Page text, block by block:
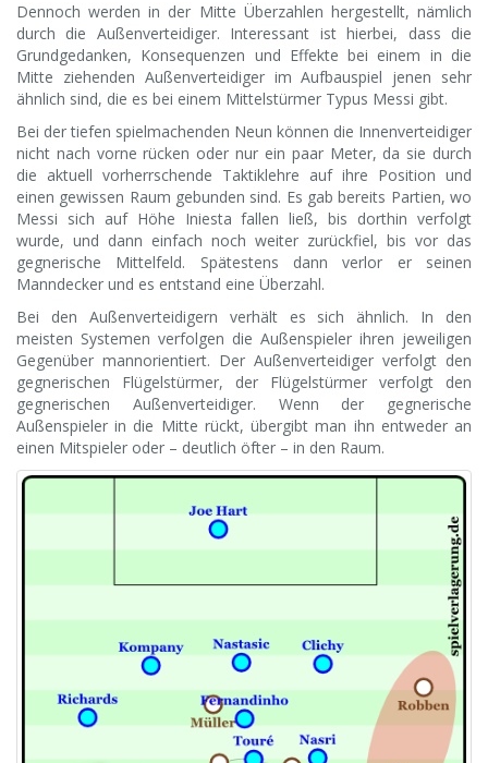
Dennoch werden in der Mitte Überzahlen hergestellt, nämlich
durch die Außenverteidiger. Interessant ist hierbei, dass die
Grundgedanken, Konsequenzen und Effekte bei einem in die
Mitte ziehenden Außenverteidiger im Aufbauspiel jenen sehr
ähnlich sind, die es bei einem Mittelstürmer Typus Messi gibt.
Bei der tiefen spielmachenden Neun können die Innenverteidiger
nicht nach vorne rücken oder nur ein paar Meter, da sie durch
die aktuell vorherrschende Taktiklehre auf ihre Position und
einen gewissen Raum gebunden sind. Es gab bereits Partien, wo
Messi sich auf Höhe Iniesta fallen ließ, bis dorthin verfolgt
wurde, und dann einfach noch weiter zurückfiel, bis vor das
gegnerische Mittelfeld. Spätestens dann verlor er seinen
Manndecker und es entstand eine Überzahl.
Bei den Außenverteidigern verhält es sich ähnlich. In den
meisten Systemen verfolgen die Außenspieler ihren jeweiligen
Gegenüber mannorientiert. Der Außenverteidiger verfolgt den
gegnerischen Flügelstürmer, der Flügelstürmer verfolgt den
gegnerischen Außenverteidiger. Wenn der gegnerische
Außenspieler in die Mitte rückt, übergibt man ihn entweder an
einen Mitspieler oder – deutlich öfter – in den Raum.